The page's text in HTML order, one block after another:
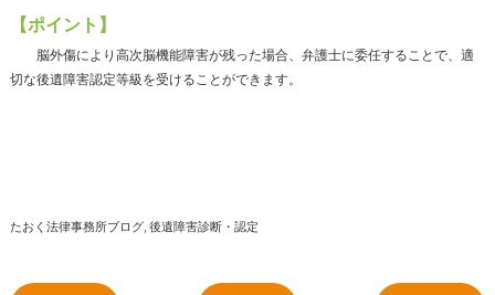
【ポイント】
脳外傷により高次脳機能障害が残った場合、弁護士に委任することで、適
切な後遺障害認定等級を受けることができます。
たおく法律事務所ブログ 後遺障害診断・認定